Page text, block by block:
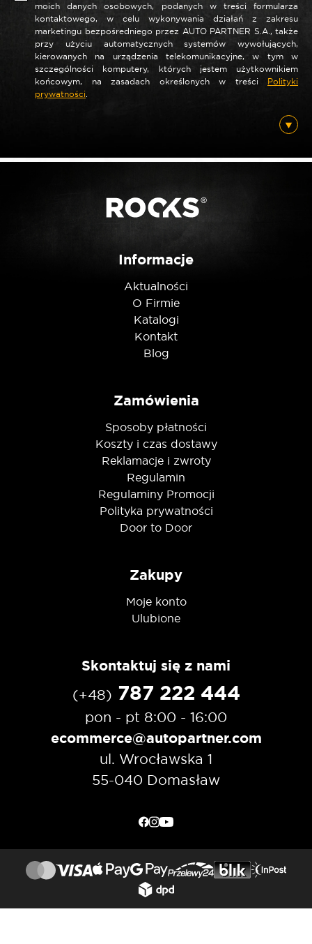
Nazwa*
E-mail*
moich danych osobowych, podanych w treści formularza
kontaktowego, w celu wykonywania działań z zakresu
marketingu bezpośredniego przez AUTO PARTNER S.A., także
przy użyciu automatycznych systemów wywołujących,
kierowanych na urządzenia telekomunikacyjne, w tym w
szczególności komputery, których jestem użytkownikiem
końcowym, na zasadach określonych w treści Polityki
prywatności.
Informacje
Aktualności
O Firmie
Katalogi
Kontakt
Blog
Zamówienia
Sposoby płatności
Koszty i czas dostawy
Reklamacje i zwroty
Regulamin
Regulaminy Promocji
Polityka prywatności
Door to Door
Zakupy
Moje konto
Ulubione
Skontaktuj się z nami
(+48) 787 222 444
pon - pt 8:00 - 16:00
ecommerce@autopartner.com
ul. Wrocławska 1
55-040 Domasław